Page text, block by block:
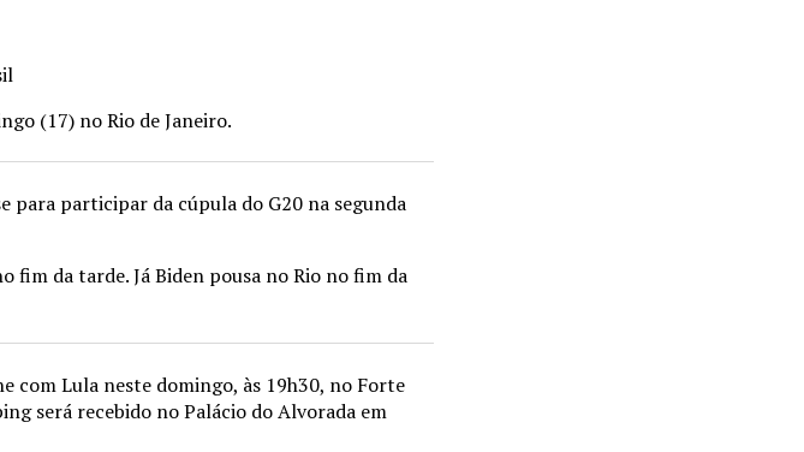
(17) no Rio de Janeiro.
para participar da cúpula do G20 na segunda
da tarde. Já Biden pousa no Rio no fim da
com Lula neste domingo, às 19h30, no Forte
será recebido no Palácio do Alvorada em